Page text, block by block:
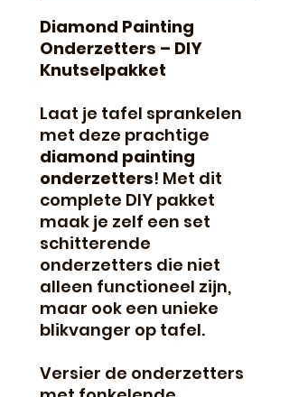
Diamond Painting
Onderzetters – DIY
Knutselpakket
Laat je tafel sprankelen
met deze prachtige
diamond painting
onderzetters! Met dit
complete DIY pakket
maak je zelf een set
schitterende
onderzetters die niet
alleen functioneel zijn,
maar ook een unieke
blikvanger op tafel.
Versier de onderzetters